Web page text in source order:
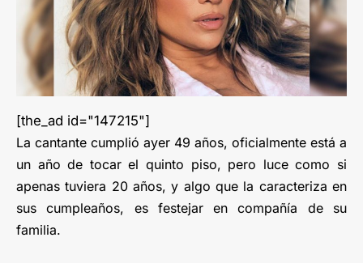
[the_ad id="147215"]
La cantante cumplió ayer 49 años, oficialmente está a
un año de tocar el quinto piso, pero luce como si
apenas tuviera 20 años, y algo que la caracteriza en
sus cumpleaños, es festejar en compañía de su
familia.